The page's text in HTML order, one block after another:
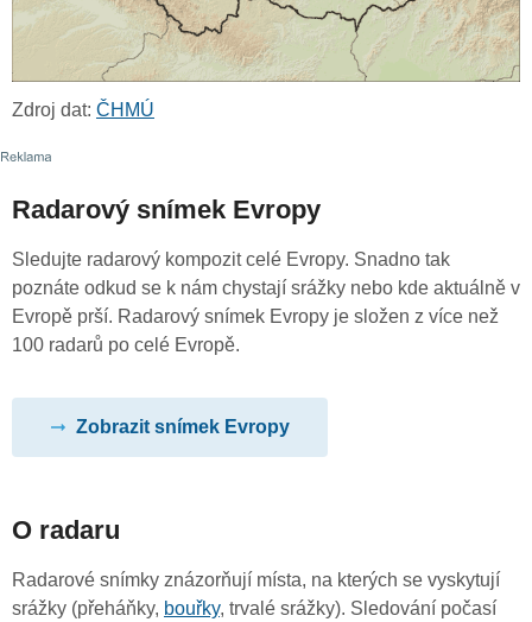
Zdroj dat: ČHMÚ
Radarový snímek Evropy
Sledujte radarový kompozit celé Evropy. Snadno tak
poznáte odkud se k nám chystají srážky nebo kde aktuálně v
Evropě prší. Radarový snímek Evropy je složen z více než
100 radarů po celé Evropě.
Zobrazit snímek Evropy
O radaru
Radarové snímky znázorňují místa, na kterých se vyskytují
srážky (přeháňky, bouřky, trvalé srážky). Sledování počasí